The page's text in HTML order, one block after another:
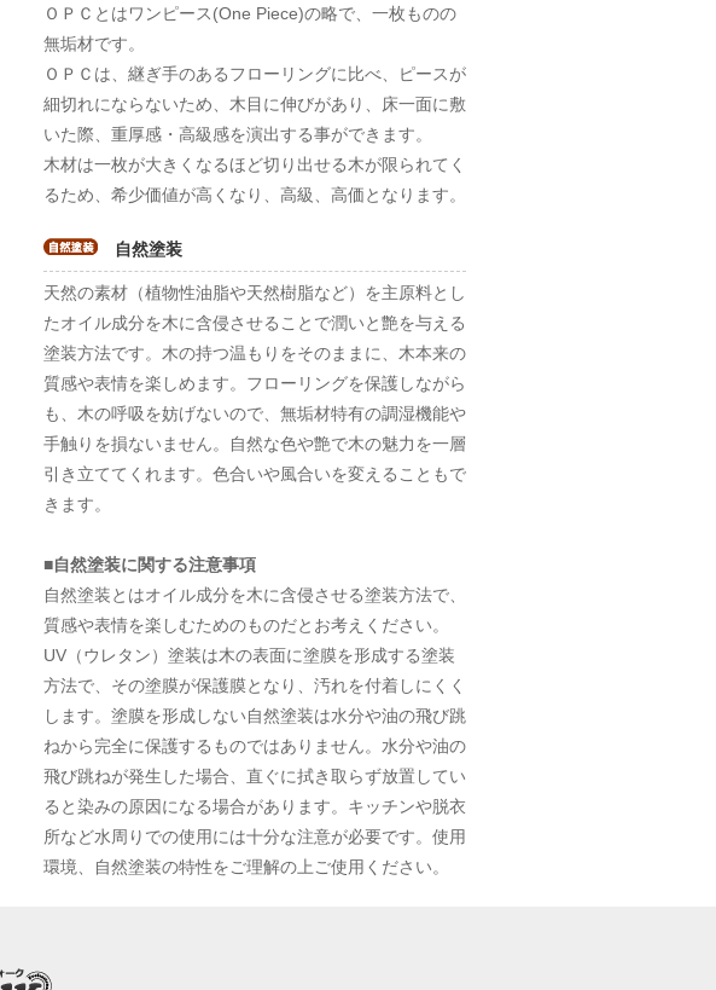
ＯＰＣとはワンピース(One Piece)の略で、一枚ものの
無垢材です。
ＯＰＣは、継ぎ手のあるフローリングに比べ、ピースが
細切れにならないため、木目に伸びがあり、床一面に敷
いた際、重厚感・高級感を演出する事ができます。
木材は一枚が大きくなるほど切り出せる木が限られてく
るため、希少価値が高くなり、高級、高価となります。
自然塗装
天然の素材（植物性油脂や天然樹脂など）を主原料とし
たオイル成分を木に含侵させることで潤いと艶を与える
塗装方法です。木の持つ温もりをそのままに、木本来の
質感や表情を楽しめます。フローリングを保護しながら
も、木の呼吸を妨げないので、無垢材特有の調湿機能や
手触りを損ないません。自然な色や艶で木の魅力を一層
引き立ててくれます。色合いや風合いを変えることもで
きます。
■自然塗装に関する注意事項
自然塗装とはオイル成分を木に含侵させる塗装方法で、
質感や表情を楽しむためのものだとお考えください。
UV（ウレタン）塗装は木の表面に塗膜を形成する塗装
方法で、その塗膜が保護膜となり、汚れを付着しにくく
します。塗膜を形成しない自然塗装は水分や油の飛び跳
ねから完全に保護するものではありません。水分や油の
飛び跳ねが発生した場合、直ぐに拭き取らず放置してい
ると染みの原因になる場合があります。キッチンや脱衣
所など水周りでの使用には十分な注意が必要です。使用
環境、自然塗装の特性をご理解の上ご使用ください。